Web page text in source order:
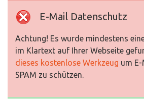
E-Mail Datenschutz
Achtung! Es wurde mindestens
im Klartext auf Ihrer Webseite
dieses kostenlose Werkzeug um
SPAM zu schützen.